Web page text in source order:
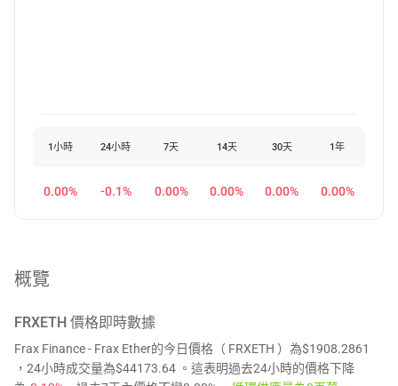
1小時 24小時 7天 14天 30天 1年
0.00% -0.1% 0.00% 0.00% 0.00% 0.00%
概覽
FRXETH 價格即時數據
Frax Finance - Frax Ether的今日價格（ FRXETH ）為$1908.2861
，24小時成交量為$44173.64 。這表明過去24小時的價格下降